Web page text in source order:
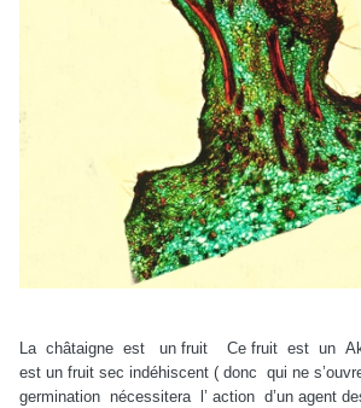
La châtaigne est un fruit Ce fruit est un
est un fruit sec indéhiscent ( donc qui ne
germination nécessitera l’ action d’un agent